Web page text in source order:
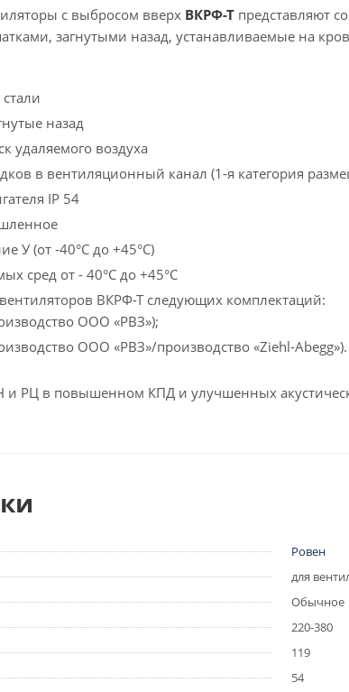
с выбросом вверх ВКРФ-Т представляют
загнутыми назад, устанавливаемые на
назад
удаляемого воздуха
в вентиляционный канал (1-я категория
IP 54
У (от -40°С до +45°С)
сред от - 40°С до +45°С
ВКРФ-Т следующих комплектаций:
ООО «РВЗ»);
ООО «РВЗ»/производство «Ziehl-Abegg»).
РЦ в повышенном КПД и улучшенных
Ровен
для
Обычное
220-380
119
54